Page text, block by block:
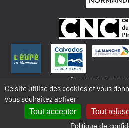
© 2018 NORMANDIE
MENTIONS LÉGALES - COOKIES &
Ce site utilise des cookies et vous
vous souhaitez activer
Tout accepter Tout
Politique de